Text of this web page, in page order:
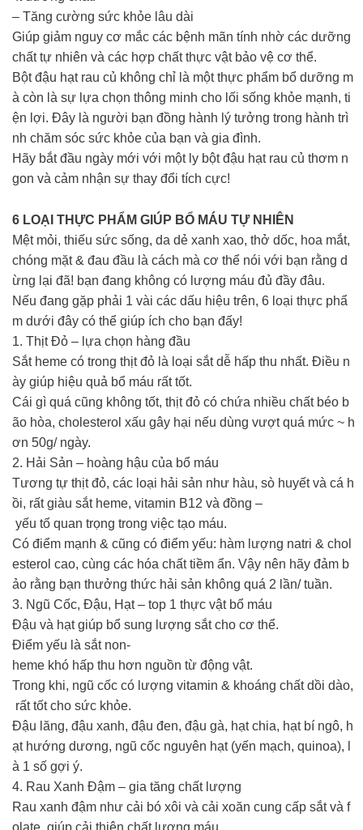
– Tăng cường sức khỏe lâu dài
Giúp giảm nguy cơ mắc các bệnh mãn tính nhờ các dưỡng
chất tự nhiên và các hợp chất thực vật bảo vệ cơ thể.
Bột đậu hạt rau củ không chỉ là một thực phẩm bổ dưỡng m
à còn là sự lựa chọn thông minh cho lối sống khỏe mạnh, ti
ện lợi. Đây là người bạn đồng hành lý tưởng trong hành trì
nh chăm sóc sức khỏe của bạn và gia đình.
Hãy bắt đầu ngày mới với một ly bột đậu hạt rau củ thơm n
gon và cảm nhận sự thay đổi tích cực!
6 LOẠI THỰC PHẨM GIÚP BỔ MÁU TỰ NHIÊN
Mệt mỏi, thiếu sức sống, da dẻ xanh xao, thở dốc, hoa mắt,
chóng mặt & đau đầu là cách mà cơ thể nói với bạn rằng d
ừng lại đã! bạn đang không có lượng máu đủ đầy đâu.
Nếu đang gặp phải 1 vài các dấu hiệu trên, 6 loại thực phẩ
m dưới đây có thể giúp ích cho bạn đấy!
1. Thịt Đỏ – lựa chọn hàng đầu
Sắt heme có trong thịt đỏ là loại sắt dễ hấp thu nhất. Điều n
ày giúp hiệu quả bổ máu rất tốt.
Cái gì quá cũng không tốt, thịt đỏ có chứa nhiều chất béo b
ão hòa, cholesterol xấu gây hại nếu dùng vượt quá mức ~ h
ơn 50g/ ngày.
2. Hải Sản – hoàng hậu của bổ máu
Tương tự thịt đỏ, các loại hải sản như hàu, sò huyết và cá h
ồi, rất giàu sắt heme, vitamin B12 và đồng –
yếu tố quan trọng trong việc tạo máu.
Có điểm mạnh & cũng có điểm yếu: hàm lượng natri & chol
esterol cao, cùng các hóa chất tiềm ẩn. Vậy nên hãy đảm b
ảo rằng bạn thưởng thức hải sản không quá 2 lần/ tuần.
3. Ngũ Cốc, Đậu, Hạt – top 1 thực vật bổ máu
Đậu và hạt giúp bổ sung lượng sắt cho cơ thể.
Điểm yếu là sắt non-
heme khó hấp thu hơn nguồn từ động vật.
Trong khi, ngũ cốc có lượng vitamin & khoáng chất dồi dào,
rất tốt cho sức khỏe.
Đậu lăng, đậu xanh, đậu đen, đậu gà, hạt chia, hạt bí ngô, h
ạt hướng dương, ngũ cốc nguyên hạt (yến mạch, quinoa), l
à 1 số gợi ý.
4. Rau Xanh Đậm – gia tăng chất lượng
Rau xanh đậm như cải bó xôi và cải xoăn cung cấp sắt và f
olate, giúp cải thiện chất lượng máu.